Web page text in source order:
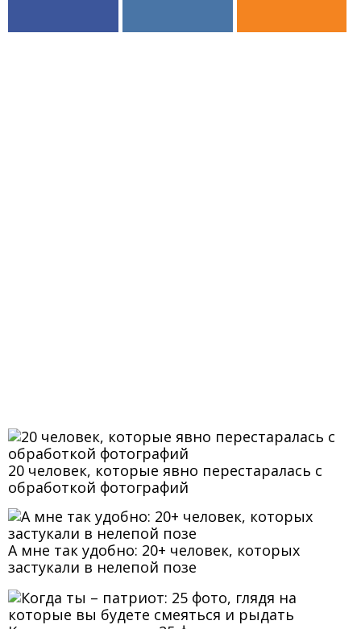
20 человек, которые явно перестаралась с
обработкой фотографий
А мне так удобно: 20+ человек, которых
застукали в нелепой позе